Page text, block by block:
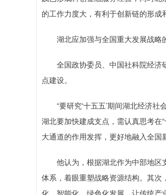
的工作力度大，有利于创新链的形成
湖北应加强与全国重大发展战略
全国政协委员、中国社科院经济
点建设。
“要研究‘十五五’期间湖北经济社
湖北要加快建成支点，需认真思考在
大通道的作用发挥，更好地融入全国
他认为，根据湖北作为中部地区
体系，着眼重塑战略资源结构。其
化、智能化、绿色化发展，让传统产